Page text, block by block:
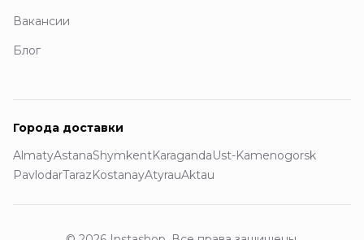
Вакансии
Блог
Города доставки
AlmatyAstanaShymkentKaragandaUst-Kamenogorsk
PavlodarTarazKostanayAtyrauAktau